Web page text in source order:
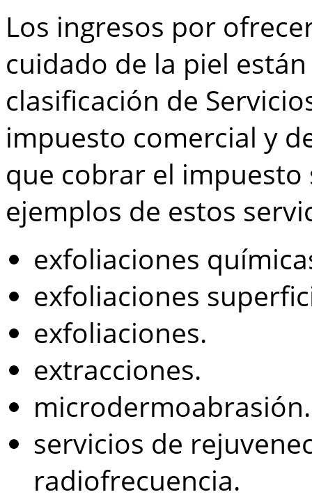
Los ingresos por
cuidado de la piel
clasificación de
impuesto comercial y
que cobrar el
ejemplos de estos
exfoliaciones
exfoliaciones
exfoliaciones.
extracciones.
microdermoabrasión.
servicios de
radiofrecuencia.